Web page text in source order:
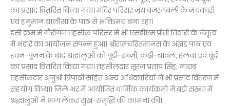
का प्रसाद वितरित किया गया। मंदिर परिसर जय बजरंगबली के जयकारों
एवं हनुमान चालीसा के पाठ से भक्तिमय बना रहा।
इसी क्रम में गौरीगंज तहसील परिसर में भी एसडीएम प्रीती तिवारी के नेतृत्व
में भंडारे का आयोजन संपन्न हुआ। श्रीरामचरितमानस के अखंड पाठ एवं
हवन-पूजन के बाद श्रद्धालुओं को पूड़ी-सब्जी, कढ़ी-चावल, हलवा एवं बूंदी
का प्रसाद वितरित किया गया। तहसीलदार सूरज प्रताप सिंह, नायब
तहसीलदार अनुश्री त्रिपाठी सहित अन्य अधिकारियों ने भी प्रसाद वितरण में
सहयोग किया। जिले भर में आयोजित धार्मिक कार्यक्रमों में बड़ी संख्या में
श्रद्धालुओं ने भाग लेकर सुख-समृद्धि की कामना की।